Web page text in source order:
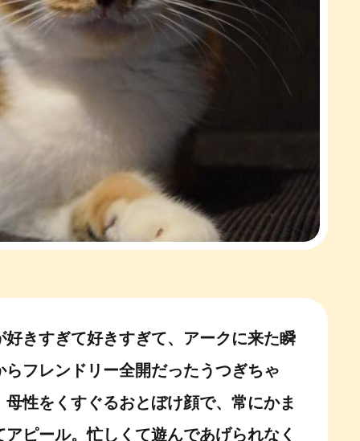
好きすぎて好きすぎて、アークに来た瞬
らフレンドリー全開だったうつぎちゃ
母性をくすぐるおとぼけ顔で、常にかま
アピール。忙しくて遊んであげられなく